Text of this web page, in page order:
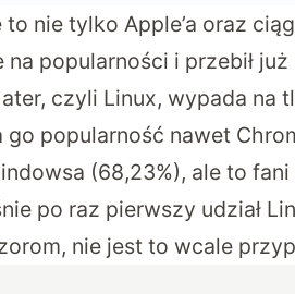
nie tylko Apple’a oraz
popularności i przebił
czyli Linux, wypada na
popularność nawet
(68,23%), ale to fani
po raz pierwszy udział
nie jest to wcale